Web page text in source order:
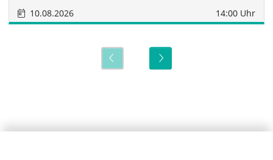
10.08.2026 14:00 Uhr